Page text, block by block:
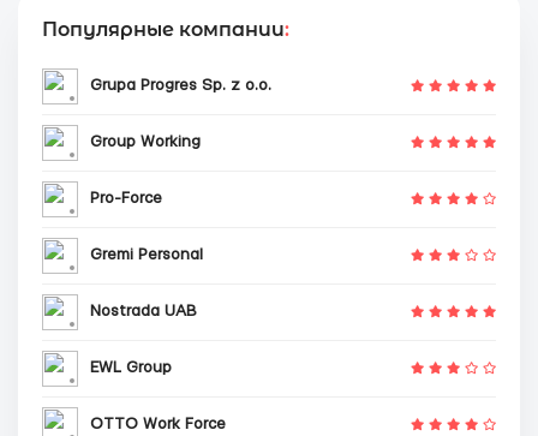
Популярные компании:
Grupa Progres Sp. z o.o.
Group Working
Pro-Force
Gremi Personal
Nostrada UAB
EWL Group
OTTO Work Force